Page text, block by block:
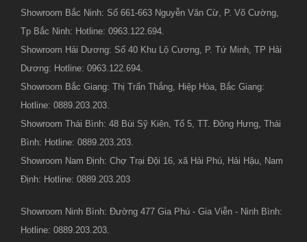
Showroom Bắc Ninh: Số 661-663 Nguyễn Văn Cừ, P. Võ Cường,
Tp Bắc Ninh: Hotline: 0963.122.694.
Showroom Hải Dương: Số 40 Khu Lộ Cương, P. Tứ Minh, TP Hải
Dương: Hotline: 0963.122.694.
Showroom Bắc Giang: Thị Trấn Thắng, Hiệp Hòa, Bắc Giang:
Hotline: 0889.203.203.
Showroom Thái Bình: 48 Bùi Sỹ Kiên, Tổ 5, TT. Đông Hưng, Thái
Bình: Hotline: 0889.203.203.
Showroom Nam Định: Chợ Trại Đội 16, xã Hải Phú, Hải Hậu, Nam
Định: Hotline: 0889.203.203
Showroom Ninh Bình: Đường 477 Gia Phú - Gia Viễn - Ninh Bình:
Hotline: 0889.203.203.